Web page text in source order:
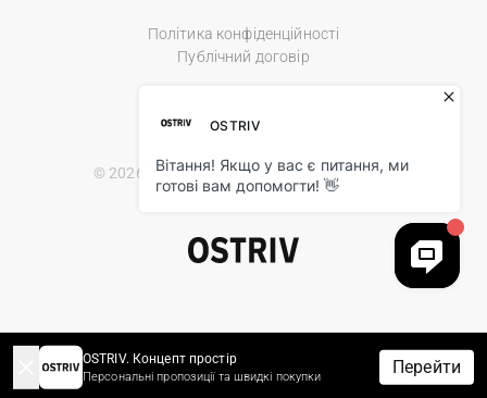
Політика конфіденційності
Публічний договір
© 2026 Ostriv.ua Store. All Rights Reserved.
OSTRIV. Концепт простір
Персональні пропозиції та швидкі покупки Перейти